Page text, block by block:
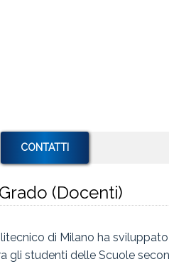
CONTATTI
(Docenti)
di Milano ha
gli studenti delle Scuole